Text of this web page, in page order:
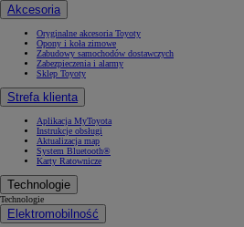
Akcesoria
Oryginalne akcesoria Toyoty
Opony i koła zimowe
Zabudowy samochodów dostawczych
Zabezpieczenia i alarmy
Sklep Toyoty
Strefa klienta
Aplikacja MyToyota
Instrukcje obsługi
Aktualizacja map
System Bluetooth®
Karty Ratownicze
Technologie
Technologie
Elektromobilność